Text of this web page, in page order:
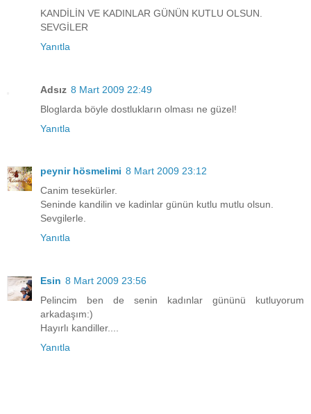
KANDİLİN VE KADINLAR GÜNÜN KUTLU OLSUN.
SEVGİLER
Yanıtla
Adsız 8 Mart 2009 22:49
Bloglarda böyle dostlukların olması ne güzel!
Yanıtla
peynir hösmelimi 8 Mart 2009 23:12
Canim tesekürler.
Seninde kandilin ve kadinlar günün kutlu mutlu olsun.
Sevgilerle.
Yanıtla
Esin 8 Mart 2009 23:56
Pelincim ben de senin kadınlar gününü kutluyorum
arkadaşım:)
Hayırlı kandiller....
Yanıtla